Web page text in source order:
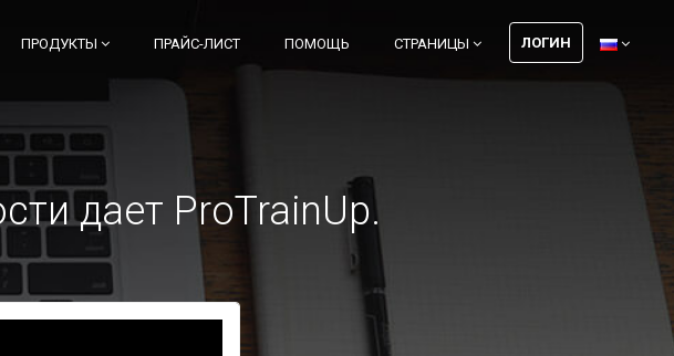
ПРОДУКТЫ ПРАЙС-ЛИСТ ПОМОЩЬ СТРАНИЦЫ ЛОГИН
дает ProTrainUp.